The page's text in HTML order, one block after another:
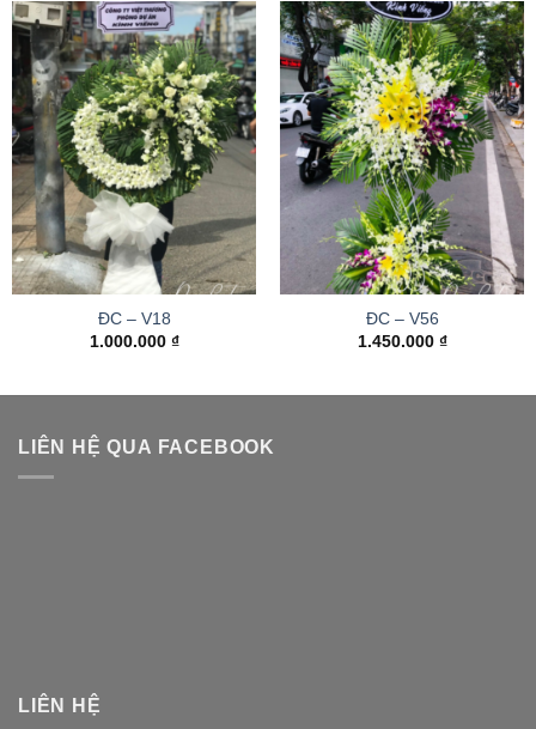
ĐC – V18
1.000.000 ₫
ĐC – V56
1.450.000 ₫
LIÊN HỆ QUA FACEBOOK
LIÊN HỆ